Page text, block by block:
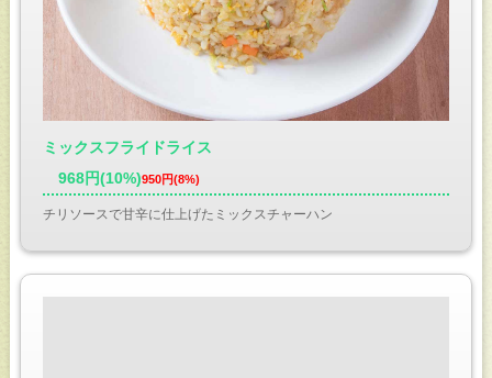
ミックスフライドライス
968円(10%)950円(8%)
チリソースで甘辛に仕上げたミックスチャーハン